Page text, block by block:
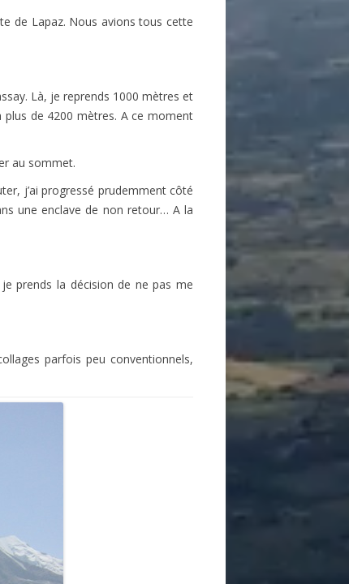
de Lapaz. Nous avions tous cette
Là, je reprends 1000 mètres et
plus de 4200 mètres. A ce moment
au sommet.
j’ai progressé prudemment côté
une enclave de non retour… A la
prends la décision de ne pas me
parfois peu conventionnels,